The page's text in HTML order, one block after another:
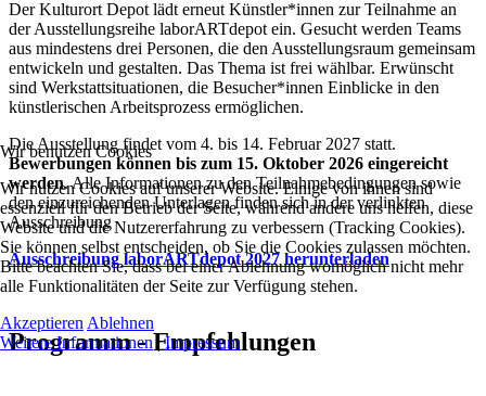
Der Kulturort Depot lädt erneut Künstler*innen zur Teilnahme an
der Ausstellungsreihe laborARTdepot ein. Gesucht werden Teams
aus mindestens drei Personen, die den Ausstellungsraum gemeinsam
entwickeln und gestalten. Das Thema ist frei wählbar. Erwünscht
sind Werkstattsituationen, die Besucher*innen Einblicke in den
künstlerischen Arbeitsprozess ermöglichen.
Die Ausstellung findet vom 4. bis 14. Februar 2027 statt.
Bewerbungen können bis zum 15. Oktober 2026 eingereicht
werden. Alle Informationen zu den Teilnahmebedingungen sowie
den einzureichenden Unterlagen finden sich in der verlinkten
Ausschreibung
Ausschreibung laborARTdepot 2027 herunterladen
Programm - Empfehlungen
Wir benutzen Cookies
Wir nutzen Cookies auf unserer Website. Einige von ihnen sind
essenziell für den Betrieb der Seite, während andere uns helfen, diese
Website und die Nutzererfahrung zu verbessern (Tracking Cookies).
Sie können selbst entscheiden, ob Sie die Cookies zulassen möchten.
Bitte beachten Sie, dass bei einer Ablehnung womöglich nicht mehr
alle Funktionalitäten der Seite zur Verfügung stehen.
Akzeptieren Ablehnen
Weitere Informationen |Impressum